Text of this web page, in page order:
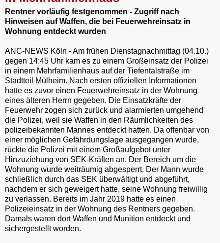
Rentner vorläufig festgenommen - Zugriff nach
Hinweisen auf Waffen, die bei Feuerwehreinsatz in
Wohnung entdeckt wurden
ANC-NEWS Köln - Am frühen Dienstagnachmittag (04.10.)
gegen 14:45 Uhr kam es zu einem Großeinsatz der Polizei
in einem Mehrfamilienhaus auf der Tiefentalstraße im
Stadtteil Mülheim. Nach ersten offiziellen Informationen
hatte es zuvor einen Feuerwehreinsatz in der Wohnung
eines älteren Herrn gegeben. Die Einsatzkräfte der
Feuerwehr zogen sich zurück und alarmierten umgehend
die Polizei, weil sie Waffen in den Räumlichkeiten des
polizeibekannten Mannes entdeckt hatten. Da offenbar von
einer möglichen Gefährdungslage ausgegangen wurde,
rückte die Polizei mit einem Großaufgebot unter
Hinzuziehung von SEK-Kräften an. Der Bereich um die
Wohnung wurde weiträumig abgesperrt. Der Mann wurde
schließlich durch das SEK überwältigt und abgeführt,
nachdem er sich geweigert hatte, seine Wohnung freiwillig
zu verlassen. Bereits im Jahr 2019 hatte es einen
Polizeieinsatz in der Wohnung des Rentners gegeben.
Damals waren dort Waffen und Munition entdeckt und
sichergestellt worden.